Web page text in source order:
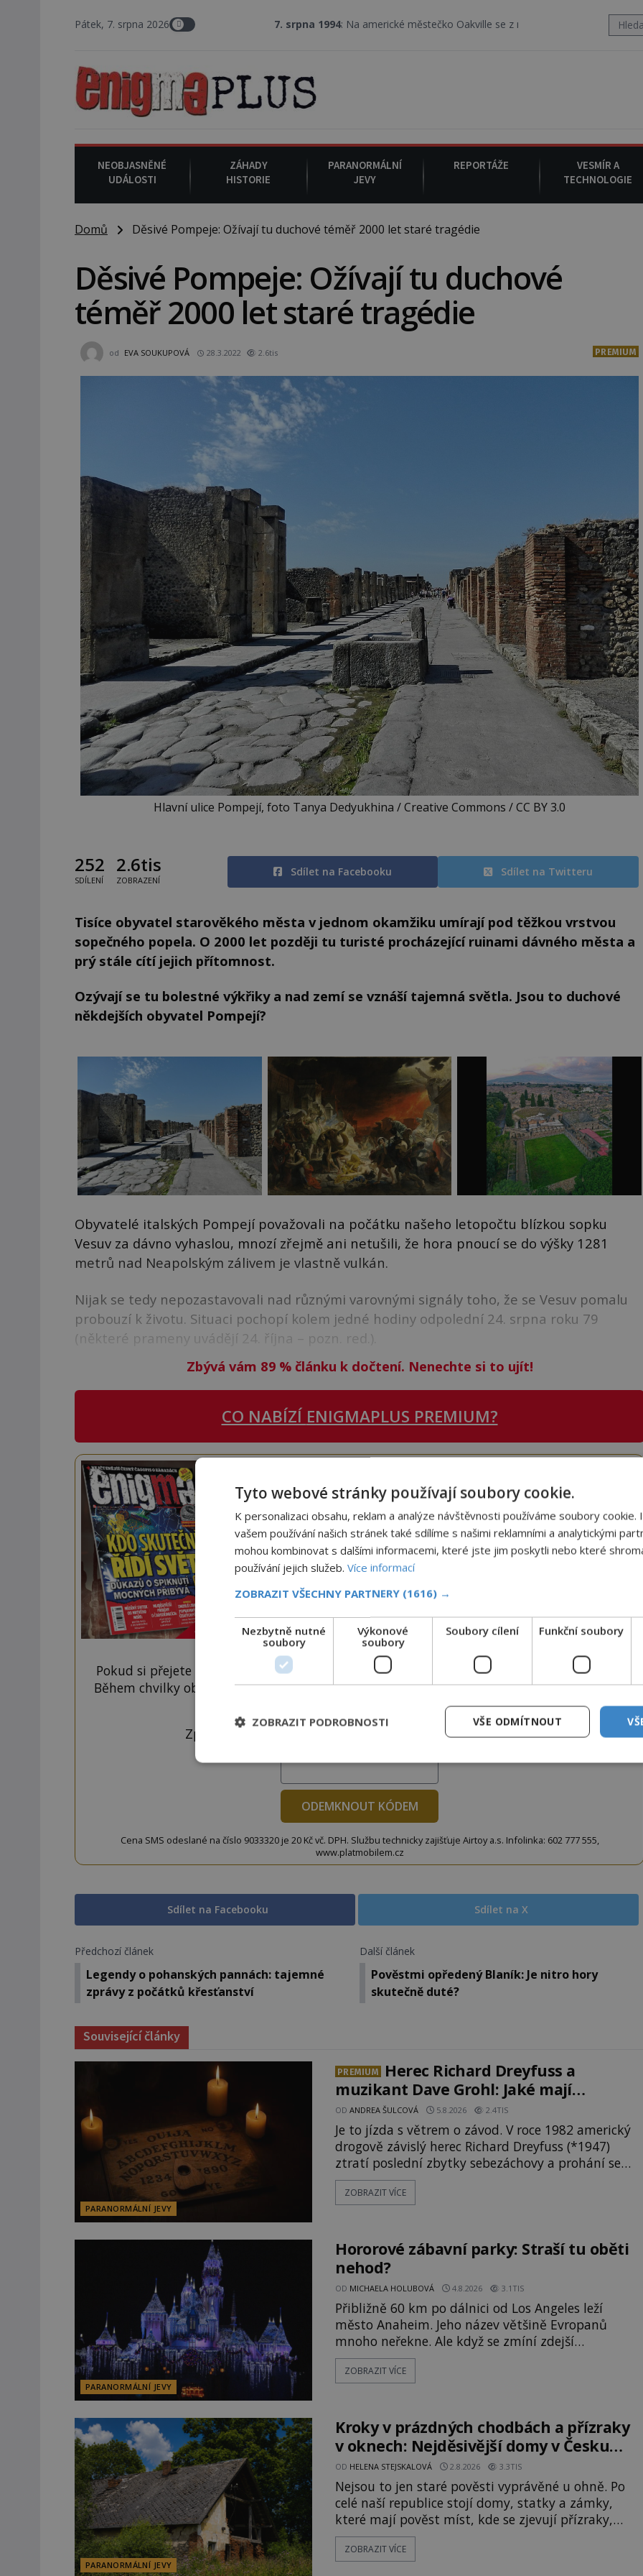
Pátek, 7. srpna 2026 7. srpna 1994: Na americké městečko Oakville se z nebe snáší podivná rosolovitá látka
NEOBJASNĚNÉ
UDÁLOSTI
ZÁHADY
HISTORIE
PARANORMÁLNÍ
JEVY
REPORTÁŽE
VESMÍR A
TECHNOLOGIE
Domů Děsivé Pompeje: Ožívají tu duchové téměř 2000 let staré tragédie
Děsivé Pompeje: Ožívají tu duchové
téměř 2000 let staré tragédie
od EVA SOUKUPOVÁ 28.3.2022 2.6tis PREMIUM
Hlavní ulice Pompejí, foto Tanya Dedyukhina / Creative Commons / CC BY 3.0
252
SDÍLENÍ
2.6tis
ZOBRAZENÍ
Sdílet na Facebooku Sdílet na Twitteru
Tisíce obyvatel starověkého města v jednom okamžiku umírají pod těžkou vrstvou
sopečného popela. O 2000 let později tu turisté procházející ruinami dávného města a
prý stále cítí jejich přítomnost.
Ozývají se tu bolestné výkřiky a nad zemí se vznáší tajemná světla. Jsou to duchové
někdejších obyvatel Pompejí?
Obyvatelé italských Pompejí považovali na počátku našeho letopočtu blízkou sopku
Vesuv za dávno vyhaslou, mnozí zřejmě ani netušili, že hora pnoucí se do výšky 1281
metrů nad Neapolským zálivem je vlastně vulkán.
Nijak se tedy nepozastavovali nad různými varovnými signály toho, že se Vesuv pomalu
probouzí k životu. Situaci pochopí kolem jedné hodiny odpolední 24. srpna roku 79
(některé prameny uvádějí 24. října – pozn. red.).
Zbývá vám 89 %článku k dočtení. Nenechte si to ujít!
CO NABÍZÍ ENIGMAPLUS PREMIUM?
itisícedalšíchskvělých článků.
Navíc od nás obdržíte i celou řadu
hodnotných bonusů
ODEMKNOUT ČLÁNEK
Pokud si přejete odemknout pouze tento článek, můžete tak učinit zasláním jediné SMS.
Během chvilky obdržíte číselný kód, který opíšete do následujícího okénka a kliknutím na
Zprávu ve tvaru "CTU CLANEK" odešlete na číslo903 33 20.
ODEMKNOUT KÓDEM
Cena SMS odeslané na číslo 9033320 je 20 Kč vč. DPH. Službu technicky zajišťuje Airtoy a.s. Infolinka: 602 777 555,
www.platmobilem.cz
Sdílet na Facebooku Sdílet na X
Předchozí článek
Legendy o pohanských pannách: tajemné
zprávy z počátků křesťanství
Další článek
Pověstmi opředený Blaník: Je nitro hory
skutečně duté?
Související články
PARANORMÁLNÍ JEVY
PREMIUM
Herec Richard Dreyfuss a
muzikant Dave Grohl: Jaké mají
paranormální zážitky?
ODANDREA ŠULCOVÁ 5.8.2026 2.4TIS
Je to jízda s větrem o závod. V roce 1982 americký
drogově závislý herec Richard Dreyfuss (*1947)
ztratí poslední zbytky sebezáchovy a prohání se
po silnicích ve svém mercedesu jako utržený ze
řetězu. Vše vyvrcholí katastrofou, když to
Tímto momentem se slavnému
ZOBRAZIT VÍCE
PARANORMÁLNÍ JEVY
Hororové zábavní parky: Straší tu oběti
nehod?
OD MICHAELA HOLUBOVÁ 4.8.2026 3.1TIS
Přibližně 60 km po dálnici od Los Angeles leží
město Anaheim. Jeho název většině Evropanů
mnoho neřekne. Ale když se zmíní zdejší
Disneyland, je hned jasno. Zábavní park vyroste
na poklidném místě bývalého sadu
lidí ročně. A ač je velká snaha to utajit, někteří z
ZOBRAZIT VÍCE
PARANORMÁLNÍ JEVY
Kroky v prázdných chodbách a přízraky
v oknech: Nejděsivější domy v Česku
budí hrůzu
OD HELENA STEJSKALOVÁ 2.8.2026 3.3TIS
Nejsou to jen staré pověsti vyprávěné u ohně. Po
celé naší republice stojí domy, statky a zámky,
které mají pověst míst, kde se zjevují přízraky,
ozývají nevysvětlitelné zvuky nebo se dějí
podivné jevy. Zatímco historici většinou hledají
ZOBRAZIT VÍCE
Tyto webové stránky používají soubory cookie.
K personalizaci obsahu, reklam a analýze návštěvnosti používáme soubory cookie.
vašem používání našich stránek také sdílíme s našimi reklamními a analytickými
mohou kombinovat s dalšími informacemi, které jste jim poskytli nebo které
používání jejich služeb. Více informací
ZOBRAZIT VŠECHNY PARTNERY (1616) →
Nezbytně nutné
soubory
Výkonové
soubory
Soubory cílení Funkční soubory
VŠE ODMÍTNOUT
ZOBRAZIT PODROBNOSTI